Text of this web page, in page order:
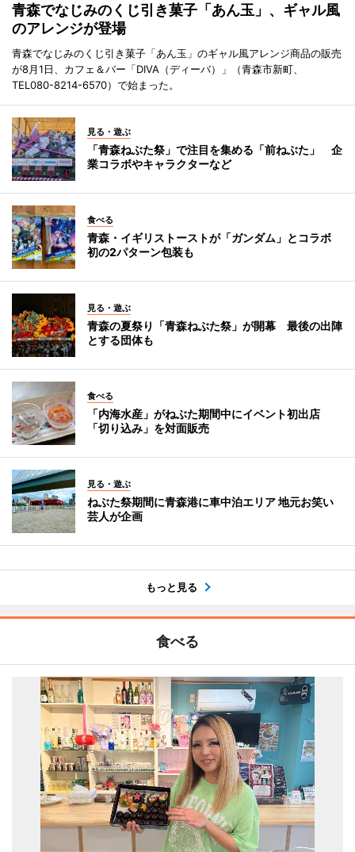
青森でなじみのくじ引き菓子「あん玉」、ギャル風
のアレンジが登場
青森でなじみのくじ引き菓子「あん玉」のギャル風アレンジ商品の販売
が8月1日、カフェ＆バー「DIVA（ディーバ）」（青森市新町、
TEL080-8214-6570）で始まった。
見る・遊ぶ
「青森ねぶた祭」で注目を集める「前ねぶた」 企
業コラボやキャラクターなど
食べる
青森・イギリストーストが「ガンダム」とコラボ
初の2パターン包装も
見る・遊ぶ
青森の夏祭り「青森ねぶた祭」が開幕 最後の出陣
とする団体も
食べる
「内海水産」がねぶた期間中にイベント初出店
「切り込み」を対面販売
見る・遊ぶ
ねぶた祭期間に青森港に車中泊エリア 地元お笑い
芸人が企画
もっと見る
食べる